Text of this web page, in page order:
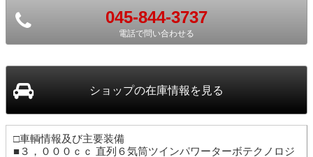
045-844-3737
電話で問い合わせる
ショップの在庫情報を見る
□車輌情報及び主要装備
■３，０００ｃｃ 直列６気筒ツインパワーターボテクノロジ